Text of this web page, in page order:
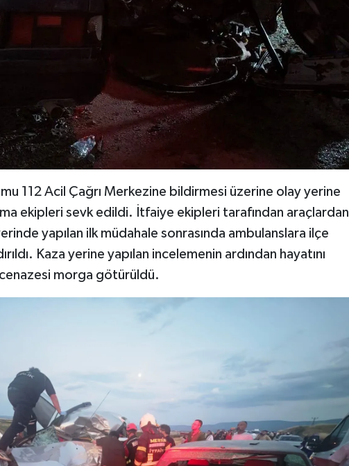
112 Acil Çağrı Merkezine bildirmesi üzerine olay yerine
ekipleri sevk edildi. İtfaiye ekipleri tarafından araçlardan
yapılan ilk müdahale sonrasında ambulanslara ilçe
Kaza yerine yapılan incelemenin ardından hayatını
morga götürüldü.